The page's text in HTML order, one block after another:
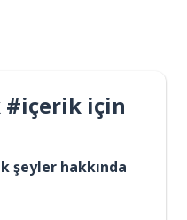
#içerik için
şeyler hakkında